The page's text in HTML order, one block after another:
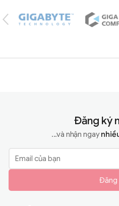
Đăng ký
...và nhận ngay
Đăng